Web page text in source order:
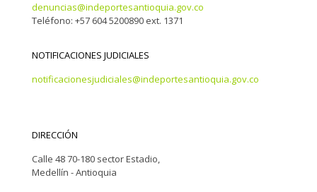
denuncias@indeportesantioquia.gov.co
Teléfono: +57 604 5200890 ext. 1371
NOTIFICACIONES JUDICIALES
notificacionesjudiciales@indeportesantioquia.gov.co
DIRECCIÓN
Calle 48 70-180 sector Estadio,
Medellín - Antioquia